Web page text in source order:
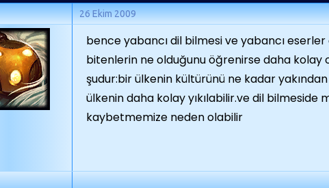
26 Ekim 2009
bence yabancı dil bilmesi ve yabancı
bitenlerin ne olduğunu öğrenirse daha kolay
şudur:bir ülkenin kültürünü ne kadar
ülkenin daha kolay yıkılabilir.ve dil bilmeside
kaybetmemize neden olabilir